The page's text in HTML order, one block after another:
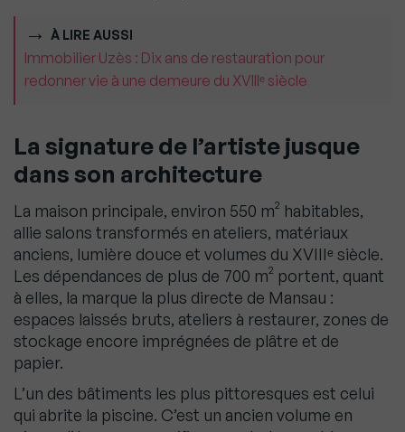
À LIRE AUSSI
Immobilier Uzès : Dix ans de restauration pour
redonner vie à une demeure du XVIIIᵉ siècle
La signature de l’artiste jusque
dans son architecture
La maison principale, environ 550 m² habitables,
allie salons transformés en ateliers, matériaux
anciens, lumière douce et volumes du XVIIIᵉ siècle.
Les dépendances de plus de 700 m² portent, quant
à elles, la marque la plus directe de Mansau :
espaces laissés bruts, ateliers à restaurer, zones de
stockage encore imprégnées de plâtre et de
papier.
L’un des bâtiments les plus pittoresques est celui
qui abrite la piscine. C’est un ancien volume en